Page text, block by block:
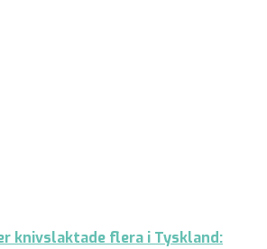
knivslaktade flera i Tyskland: